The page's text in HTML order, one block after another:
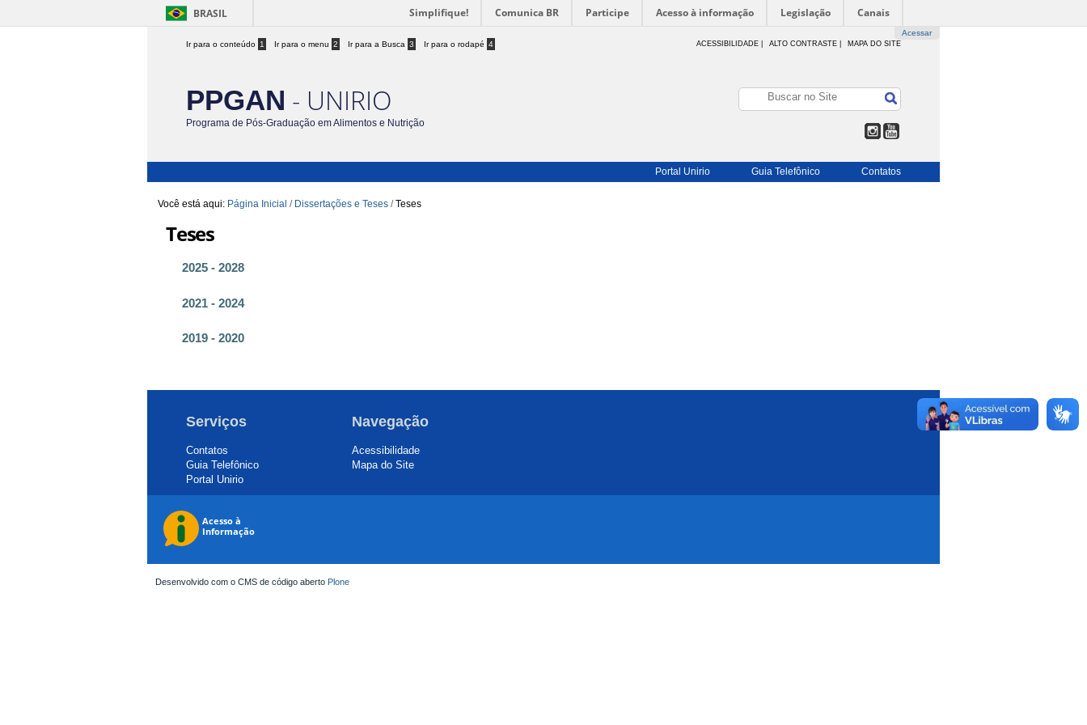
BRASIL Simplifique! Comunica BR Participe Acesso à informação Legislação Canais
Acessar
Ir para o conteúdo 1 Ir para o menu 2 Ir para a Busca 3 Ir para o rodapé 4 ACESSIBILIDADE ALTO CONTRASTE | MAPA DO SITE
PPGAN - UNIRIO
Programa de Pós-Graduação em Alimentos e Nutrição
Portal Unirio Guia Telefônico Contatos
Você está aqui: Página Inicial / Dissertações e Teses /Teses
Teses
2025 - 2028
2021 - 2024
2019 - 2020
Serviços
Contatos
Guia Telefônico
Portal Unirio
Navegação
Acessibilidade
Mapa do Site
Desenvolvido com o CMS de código aberto Plone